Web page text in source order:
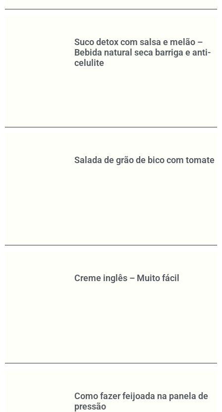
Suco detox com salsa e melão –
Bebida natural seca barriga e anti-
celulite
Salada de grão de bico com tomate
Creme inglês – Muito fácil
Como fazer feijoada na panela de
pressão